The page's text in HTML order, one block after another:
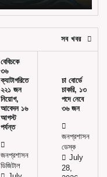
সব খবর
বেবিচকে
৩৬
ক্যাটাগরিতে
২২১ জন
নিয়োগ,
আবেদন ১৬
আগস্ট
পর্যন্ত
জনপ্রশাসন
ডিজিটাল
চা বোর্ডে
চাকরি, ১৩
পদে নেবে
৩৬ জন
জনপ্রশাসন
ডেস্ক
July
28,